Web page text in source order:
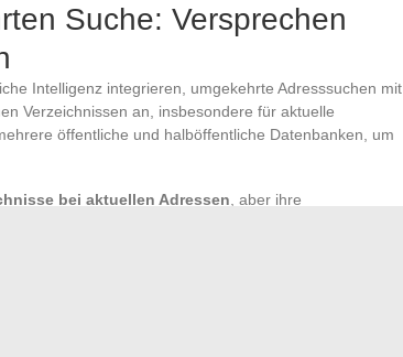
Suche: Versprechen
Intelligenz integrieren, umgekehrte Adresssuchen mit
Verzeichnissen an, insbesondere für aktuelle
öffentliche und halböffentliche Datenbanken, um
bei aktuellen Adressen , aber ihre